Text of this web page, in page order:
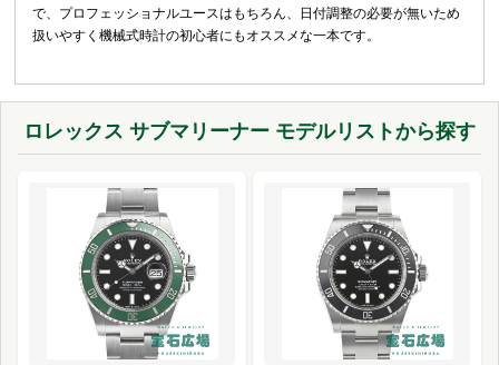
で、プロフェッショナルユースはもちろん、日付調整の必要が無いため
扱いやすく機械式時計の初心者にもオススメな一本です。
ロレックス サブマリーナー モデルリストから探す